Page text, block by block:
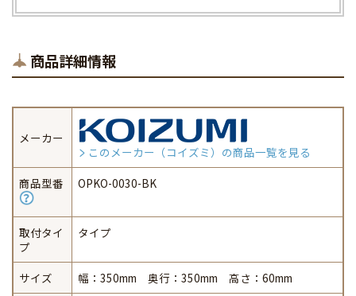
商品詳細情報
メーカー
このメーカー（コイズミ）の商品一覧を見る
商品型番
OPKO-0030-BK
取付タイ
プ
タイプ
サイズ
幅：350mm 奥行：350mm 高さ：60mm